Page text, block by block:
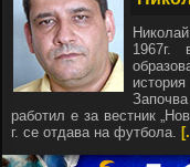
1967г.
работил е за вестник
г. се отдава на футбола.